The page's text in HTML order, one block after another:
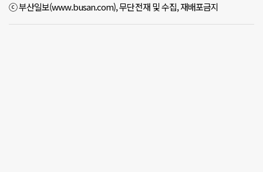
ⓒ 부산일보(www.busan.com), 무단전재 및 수집, 재배포금지